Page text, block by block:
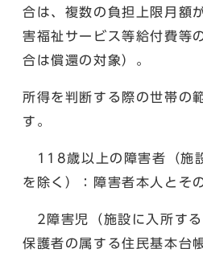
合は、複数の負担上限月額
害福祉サービス等給付費等
合は償還の対象）。
所得を判断する際の世帯の
す。
118歳以上の障害者（施
を除く）：障害者本人とそ
2障害児（施設に入所す
保護者の属する住民基本台